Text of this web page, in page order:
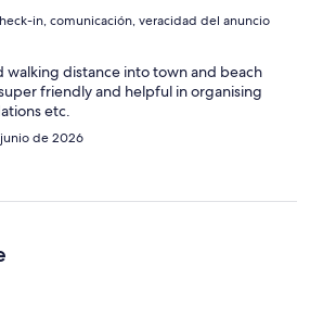
in, comunicación, veracidad del anuncio
walking distance into town and beach
friendly and helpful in organising
etc.
de 2026